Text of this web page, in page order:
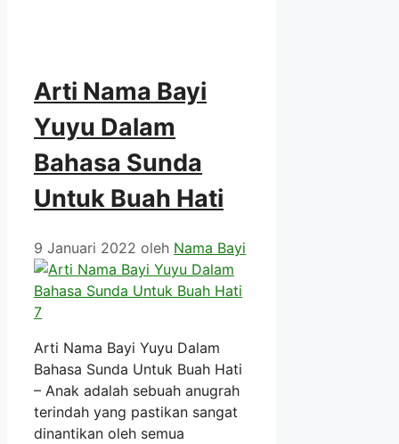
Arti Nama Bayi
Yuyu Dalam
Bahasa Sunda
Untuk Buah Hati
9 Januari 2022 oleh Nama Bayi
Arti Nama Bayi Yuyu Dalam
Bahasa Sunda Untuk Buah Hati
– Anak adalah sebuah anugrah
terindah yang pastikan sangat
dinantikan oleh semua